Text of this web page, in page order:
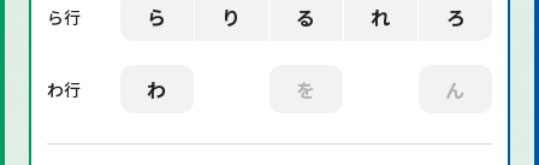
ら行 ら り る れ ろ
わ行 わ を ん